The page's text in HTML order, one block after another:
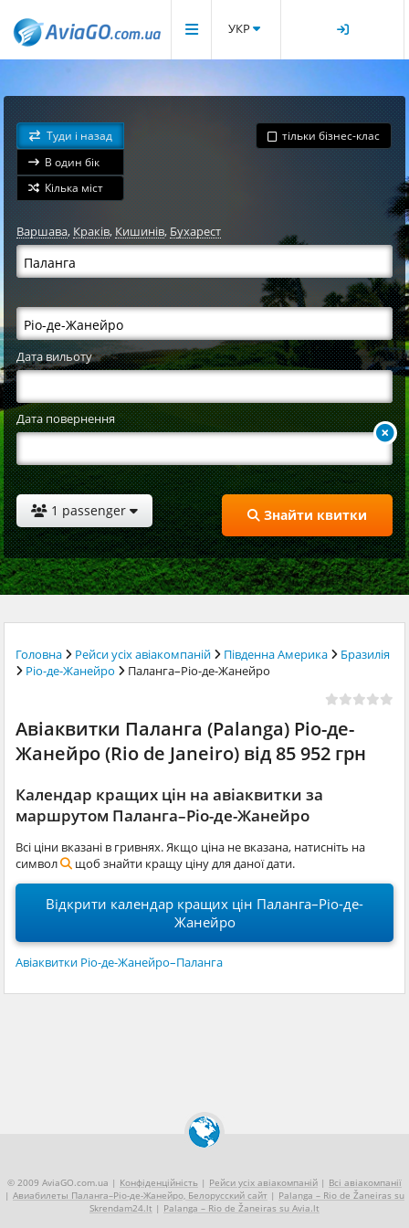
УКР
Туди і назад
В один бік
Кілька міст
тільки бізнес-клас
Варшава, Краків,Кишинів,Бухарест
Дата вильоту
Дата повернення
1 passenger Знайти квитки
Головна Рейси усіх авіакомпаній Південна Америка
Бразилія
Ріо-де-Жанейро
Паланга–Ріо-де-Жанейро
Авіаквитки Паланга (Palanga) Ріо-де-
Жанейро (Rio de Janeiro) від 85 952 грн
Календар кращих цін на авіаквитки за
маршрутом Паланга–Ріо-де-Жанейро
Всі ціни вказані в гривнях. Якщо ціна не вказана, натисніть на
символ
щоб знайти кращу ціну для даної дати.
Відкрити календар кращих цін Паланга–Ріо-де-
Жанейро
Авіаквитки Ріо-де-Жанейро–Паланга
© 2009 AviaGO.com.ua | Конфіденційність | Рейси усіх авіакомпаній | Всі авіакомпанії
| Авиабилеты Паланга–Ріо-де-Жанейро, Белорусский сайт | Palanga – Rio de Žaneiras su
Skrendam24.lt | Palanga – Rio de Žaneiras su Avia.lt